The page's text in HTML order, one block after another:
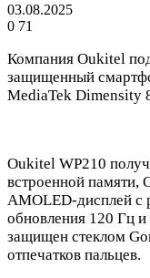
03.08.2025
0 71
Компания Oukitel
защищенный
MediaTek Dimensity
Oukitel WP210
встроенной
AMOLED-дисплей с
обновления 120 Гц
защищен стеклом
отпечатков пальцев.